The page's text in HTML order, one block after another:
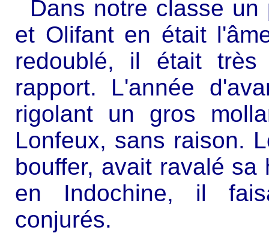
Dans notre classe
et Olifant en était
redoublé, il était très
rapport. L'année
rigolant un gros
Lonfeux, sans raison.
bouffer, avait ravalé
en Indochine, il
conjurés.